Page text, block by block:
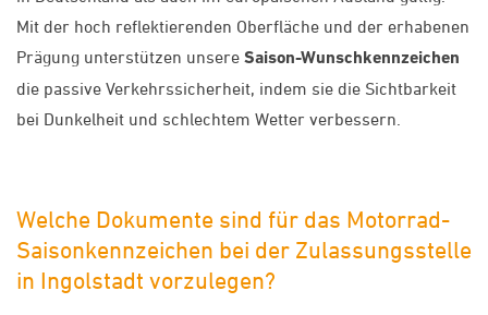
Mit der hoch reflektierenden Oberfläche und der erhabenen
Prägung unterstützen unsere Saison-Wunschkennzeichen
die passive Verkehrssicherheit, indem sie die Sichtbarkeit
bei Dunkelheit und schlechtem Wetter verbessern.
Welche Dokumente sind für das Motorrad-
Saisonkennzeichen bei der Zulassungsstelle
in Ingolstadt vorzulegen?